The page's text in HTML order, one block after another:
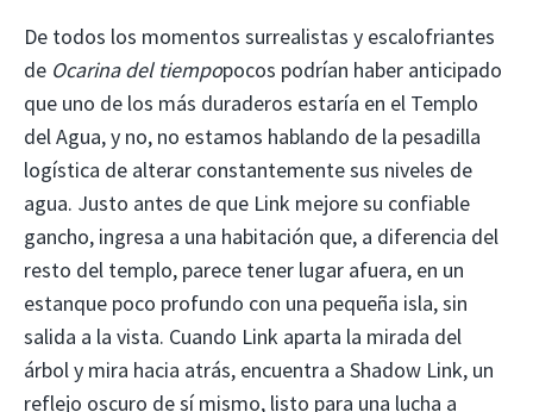
De todos los momentos surrealistas y escalofriantes
de Ocarina del tiempopocos podrían haber anticipado
que uno de los más duraderos estaría en el Templo
del Agua, y no, no estamos hablando de la pesadilla
logística de alterar constantemente sus niveles de
agua. Justo antes de que Link mejore su confiable
gancho, ingresa a una habitación que, a diferencia del
resto del templo, parece tener lugar afuera, en un
estanque poco profundo con una pequeña isla, sin
salida a la vista. Cuando Link aparta la mirada del
árbol y mira hacia atrás, encuentra a Shadow Link, un
reflejo oscuro de sí mismo, listo para una lucha a